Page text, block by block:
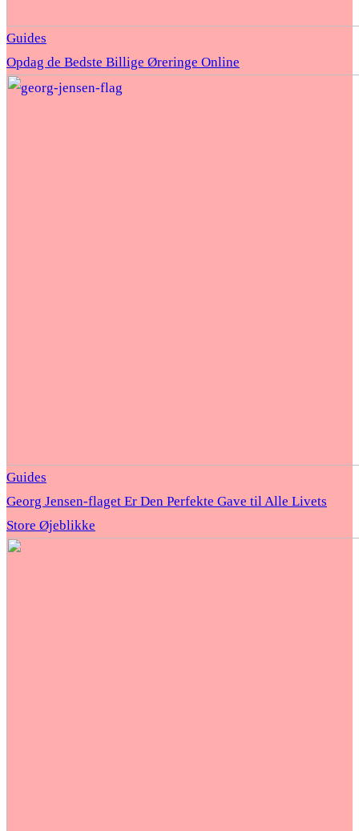
Guides
Opdag de Bedste Billige Øreringe Online
Guides
Georg Jensen-flaget Er Den Perfekte Gave til Alle Livets
Store Øjeblikke